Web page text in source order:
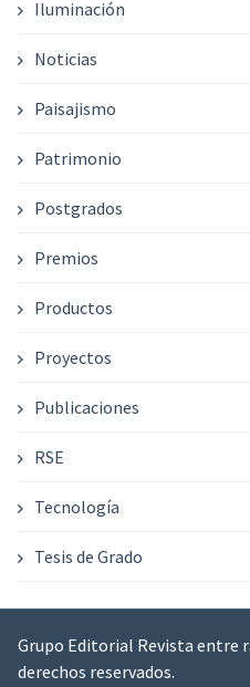
Iluminación
Noticias
Paisajismo
Patrimonio
Postgrados
Premios
Productos
Proyectos
Publicaciones
RSE
Tecnología
Tesis de Grado
Grupo Editorial Revista entre
derechos reservados.